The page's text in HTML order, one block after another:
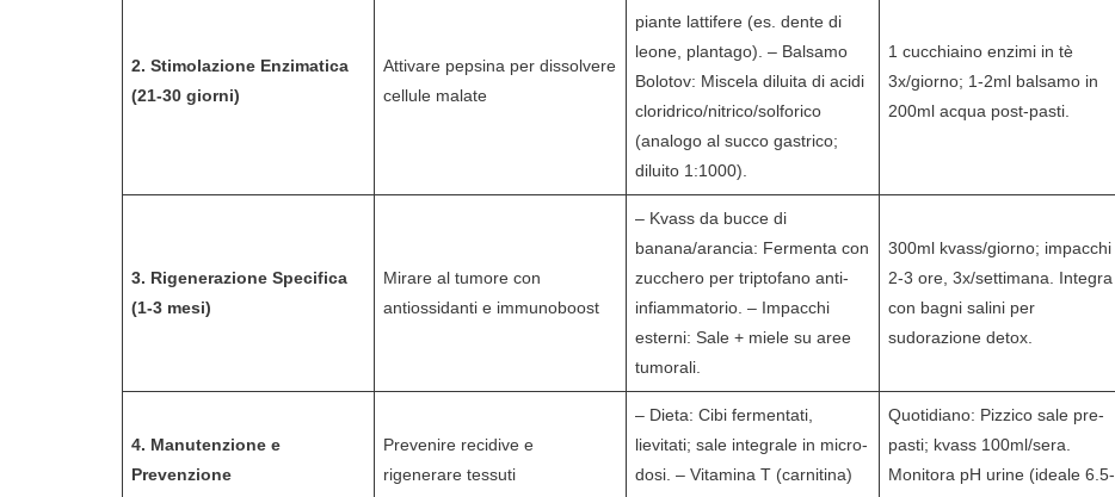
2. Stimolazione Enzimatica
(21-30 giorni)
Attivare pepsina per dissolvere
cellule malate
piante lattifere (es. dente di
leone, plantago). – Balsamo
Bolotov: Miscela diluita di acidi
cloridrico/nitrico/solforico
(analogo al succo gastrico;
diluito 1:1000).
1 cucchiaino enzimi in tè
3x/giorno; 1-2ml balsamo in
200ml acqua post-pasti.
3. Rigenerazione Specifica
(1-3 mesi)
Mirare al tumore con
antiossidanti e immunoboost
– Kvass da bucce di
banana/arancia: Fermenta con
zucchero per triptofano anti-
infiammatorio. – Impacchi
esterni: Sale + miele su aree
tumorali.
300ml kvass/giorno; impacchi
2-3 ore, 3x/settimana. Integra
con bagni salini per
sudorazione detox.
4. Manutenzione e
Prevenzione
Prevenire recidive e
rigenerare tessuti
– Dieta: Cibi fermentati,
lievitati; sale integrale in micro-
dosi. – Vitamina T (carnitina)
Quotidiano: Pizzico sale pre-
pasti; kvass 100ml/sera.
Monitora pH urine (ideale 6.5-